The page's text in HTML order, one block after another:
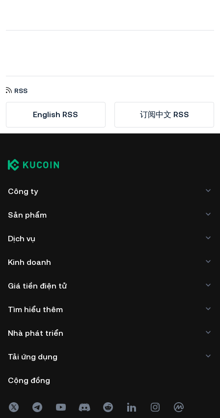
RSS
English RSS 订阅中文 RSS
Công ty
Sản phẩm
Dịch vụ
Kinh doanh
Giá tiền điện tử
Tìm hiểu thêm
Nhà phát triển
Tải ứng dụng
Cộng đồng